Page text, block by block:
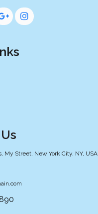
My Street, New York City, NY, USA